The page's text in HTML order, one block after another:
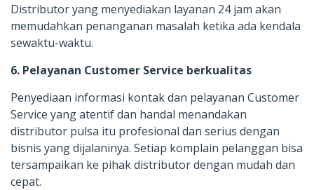
Distributor yang menyediakan layanan 24 jam akan
memudahkan penanganan masalah ketika ada kendala
sewaktu-waktu.
6. Pelayanan Customer Service berkualitas
Penyediaan informasi kontak dan pelayanan Customer
Service yang atentif dan handal menandakan
distributor pulsa itu profesional dan serius dengan
bisnis yang dijalaninya. Setiap komplain pelanggan bisa
tersampaikan ke pihak distributor dengan mudah dan
cepat.